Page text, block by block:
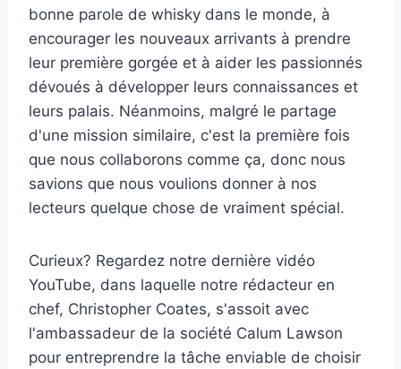
bonne parole de whisky dans le monde, à
encourager les nouveaux arrivants à prendre
leur première gorgée et à aider les passionnés
dévoués à développer leurs connaissances et
leurs palais. Néanmoins, malgré le partage
d'une mission similaire, c'est la première fois
que nous collaborons comme ça, donc nous
savions que nous voulions donner à nos
lecteurs quelque chose de vraiment spécial.
Curieux? Regardez notre dernière vidéo
YouTube, dans laquelle notre rédacteur en
chef, Christopher Coates, s'assoit avec
l'ambassadeur de la société Calum Lawson
pour entreprendre la tâche enviable de choisir